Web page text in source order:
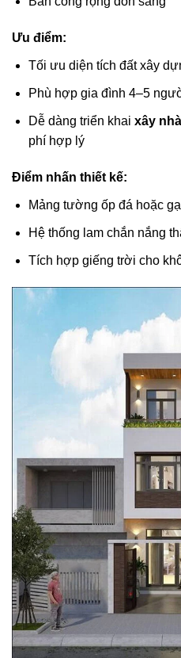
Ưu điểm:
Tối ưu diện tích đất xây
Phù hợp gia đình 4–5
Dễ dàng triển khai xây
phí hợp lý
Điểm nhấn thiết kế:
Mảng tường ốp đá hoặc
Hệ thống lam chắn nắng
Tích hợp giếng trời cho